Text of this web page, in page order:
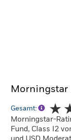
Morningstar
Gesamt:
Morningstar-
Fund, Class I2